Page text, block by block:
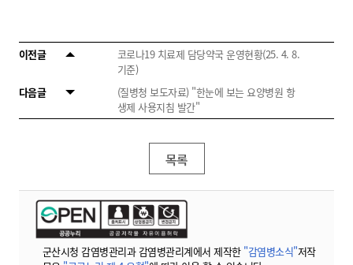
이전글
코로나19 치료제 담당약국 운영현황(25. 4. 8.
기준)
다음글
(질병청 보도자료) "한눈에 보는 요양병원 항
생제 사용지침 발간"
목록
군산시청 감염병관리과 감염병관리계에서 제작한 "감염병소식"저작